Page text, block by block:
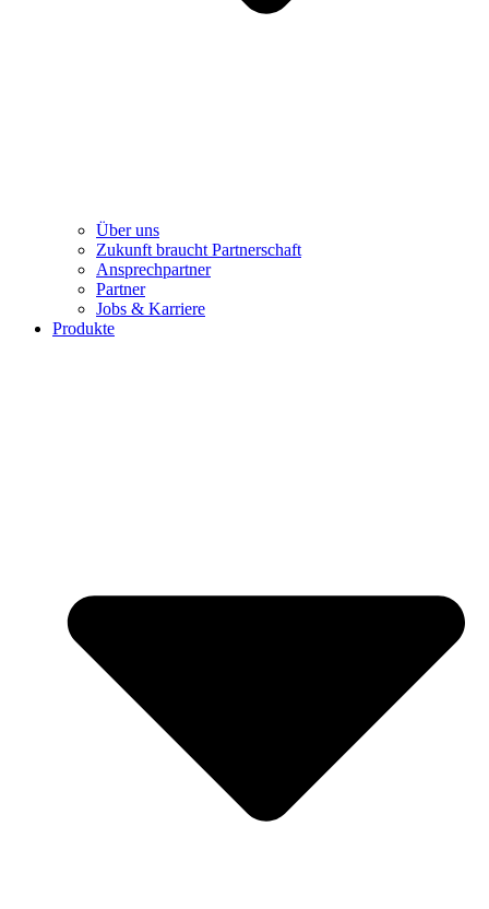
Über uns
Zukunft braucht Partnerschaft
Ansprechpartner
Partner
Jobs & Karriere
Produkte